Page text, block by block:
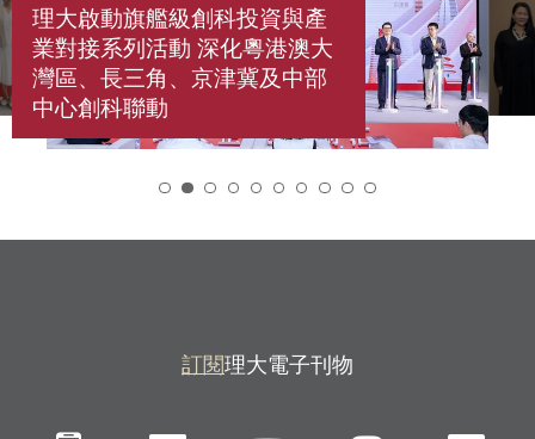
理大啟動旗艦級創科投資與產
業對接系列活動 深化粵港澳大
灣區、長三角、京津冀及中部
中心創科聯動
訂閱理大電子刊物